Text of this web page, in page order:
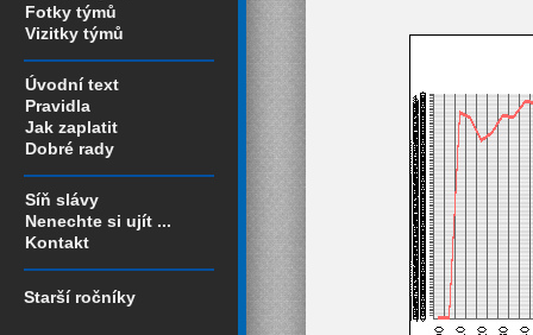
Fotky týmů
Vizitky týmů
Úvodní text
Pravidla
Jak zaplatit
Dobré rady
Síň slávy
Nenechte si ujít ...
Kontakt
Starší ročníky